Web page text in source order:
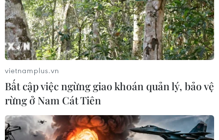
vietnamplus.vn
Bất cập việc ngừng giao khoán quản lý, bảo vệ
rừng ở Nam Cát Tiên